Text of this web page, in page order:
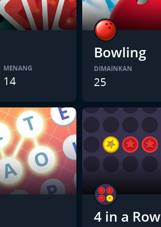
MENANG
14
Bowling
DIMAINKAN
25
4 in a Row